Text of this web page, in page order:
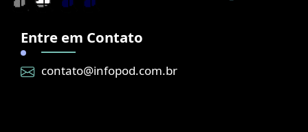
Entre em Contato
contato@infopod.com.br